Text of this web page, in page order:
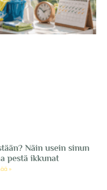
Näin usein sinun
pestä ikkunat
»